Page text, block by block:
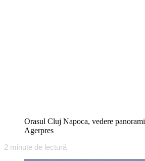
Orasul Cluj Napoca, vedere
Agerpres
2 minute de lectură